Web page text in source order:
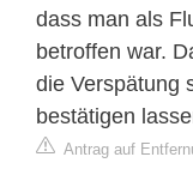
dass man als
betroffen war.
die Verspätung
bestätigen
Antrag auf